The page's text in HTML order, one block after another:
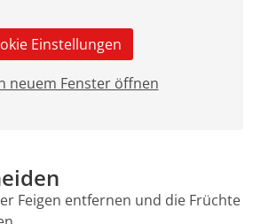
Einstellungen
neuem Fenster öffnen
Feigen entfernen und die Früchte